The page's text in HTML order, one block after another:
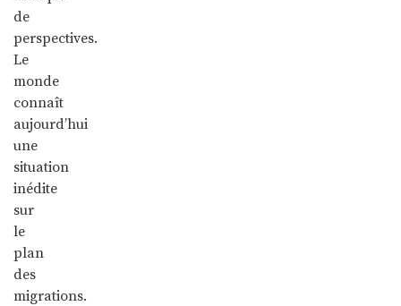
de
perspectives.
Le
monde
connaît
aujourd’hui
une
situation
inédite
sur
le
plan
des
migrations.